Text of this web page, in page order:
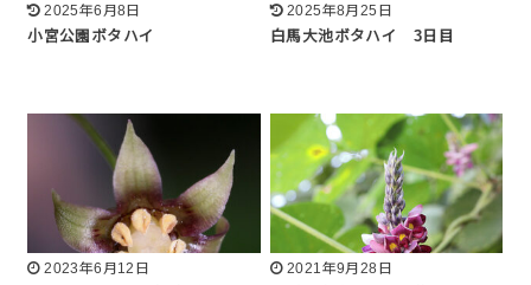
2025年6月8日
小宮公園ボタハイ
2025年8月25日
白馬大池ボタハイ 3日目
2023年6月12日
2021年9月28日